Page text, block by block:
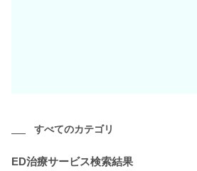
すべてのカテゴリ
ED治療サービス検索結果